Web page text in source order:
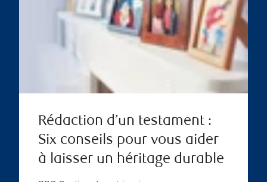
Rédaction d’un testament :
Six conseils pour vous aider
à laisser un héritage durable